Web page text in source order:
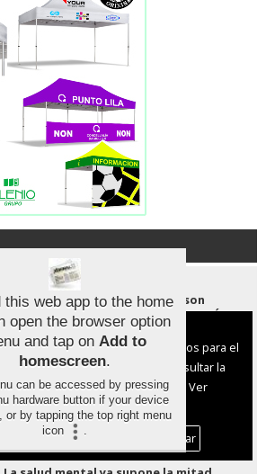
Los protectores solares stick son
efectivos pero hasta cinco veces más
caros
Proteger la vista durante el eclipse
solar: claves para no dañar la retina
sobre el Uso de cookies:
cookies nuestras y de terceros para el
del digital. Puedes consultar la
cookies y como desconectarlas.
Ver
Política de Privacidad y Cookies
Aceptar Cookies
Personalizar
this web app to the home
open the browser option
and tap on Add to
homescreen.
can be accessed by pressing
hardware button if your device
or by tapping the top right menu
icon
.